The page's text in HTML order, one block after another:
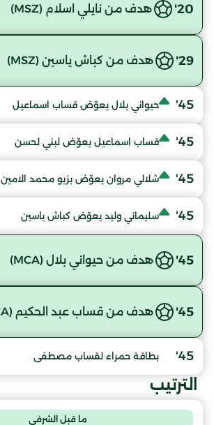
20' هدف من نايلي اسلام (MSZ)
29' هدف من كباش ياسين (MSZ)
45' حيواني بلال يعوّض قساب اسماعيل
45' قساب اسماعيل يعوّض لبني لحسن
45' شلالي مروان يعوّض بزيو محمد الامين
45' سليماني وليد يعوّض كباش ياسين
45' هدف من حيواني بلال (MCA)
45' هدف من قساب عبد الحكيم (MCA)
45' بطاقة حمراء لقساب مصطفى
الترتيب
ما قبل الشرفي